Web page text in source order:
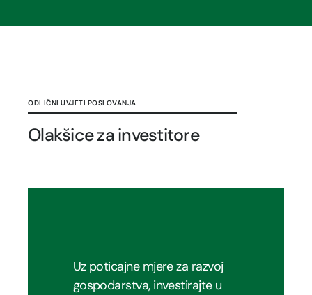
ODLIČNI UVJETI POSLOVANJA
Olakšice za investitore
Uz poticajne mjere za razvoj
gospodarstva, investirajte u